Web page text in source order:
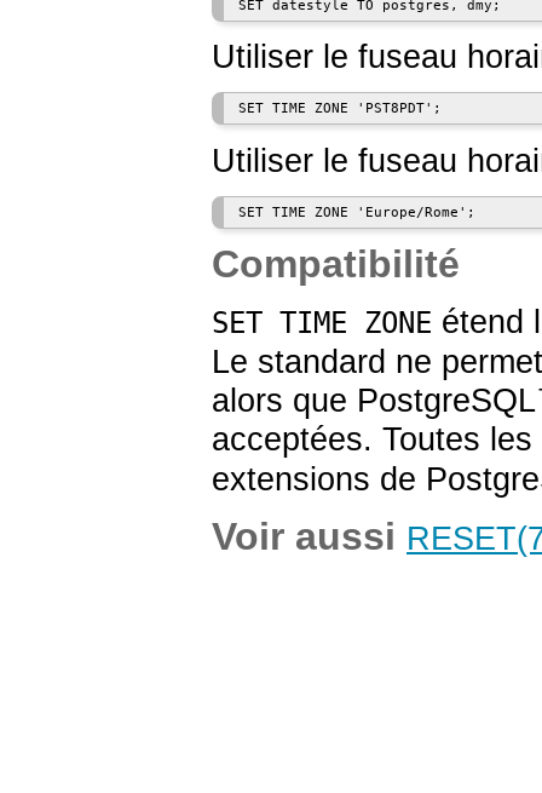
Utiliser le fuseau
Utiliser le fuseau
Compatibilité
SET TIME ZONE étend
Le standard ne
alors que PostgreSQL
acceptées. Toutes
extensions de
Voir aussi RESET